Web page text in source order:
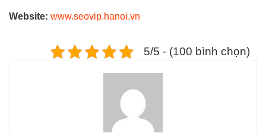
Website: www.seovip.hanoi.vn
5/5 - (100 bình chọn)